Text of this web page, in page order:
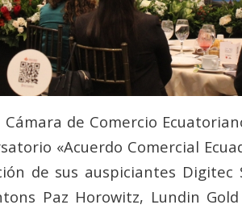
de Comercio
«Acuerdo Comercial
de sus auspiciantes Digitec
Paz Horowitz, Lundin